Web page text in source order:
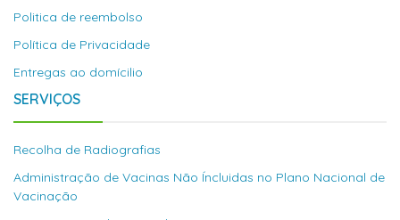
Politica de reembolso
Política de Privacidade
Entregas ao domícilio
SERVIÇOS
Recolha de Radiografias
Administração de Vacinas Não Íncluidas no Plano Nacional de
Vacinação